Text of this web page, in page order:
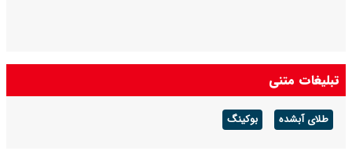
تبلیغات متنی
طلای آبشده بوکینگ